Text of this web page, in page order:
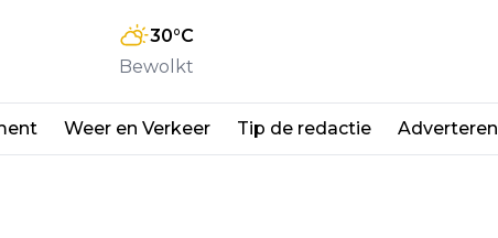
30°C
Bewolkt
Weer en Verkeer Tip de redactie Adverteren